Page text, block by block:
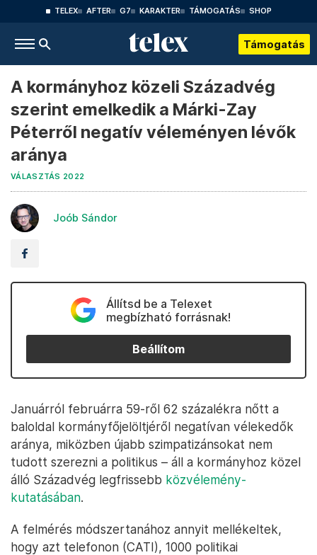
TELEX AFTER G7 KARAKTER TÁMOGATÁS SHOP
Támogatás
A kormányhoz közeli Századvég
szerint emelkedik a Márki-Zay
Péterről negatív véleményen lévők
aránya
VÁLASZTÁS 2022
Joób Sándor
Állítsd be a Telexet
megbízható forrásnak!
Beállítom
Januárról februárra 59-ről 62 százalékra nőtt a
baloldal kormányfőjelöltjéről negatívan vélekedők
aránya, miközben újabb szimpatizánsokat nem
tudott szerezni a politikus – áll a kormányhoz közel
álló Századvég legfrissebb közvélemény-
kutatásában.
A felmérés módszertanához annyit mellékeltek,
hogy azt telefonon (CATI), 1000 politikai